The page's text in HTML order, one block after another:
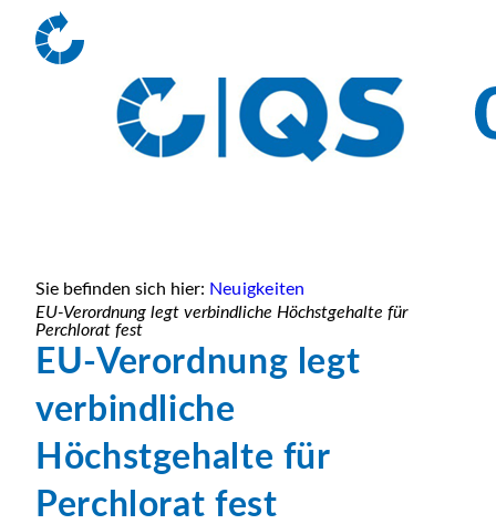
Sie befinden sich hier: Neuigkeiten
EU-Verordnung legt verbindliche Höchstgehalte für
Perchlorat fest
EU-Verordnung legt
verbindliche
Höchstgehalte für
Perchlorat fest